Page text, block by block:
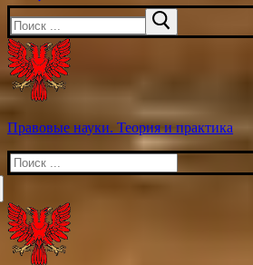
Искать:
Правовые науки. Теория и практика
Искать: